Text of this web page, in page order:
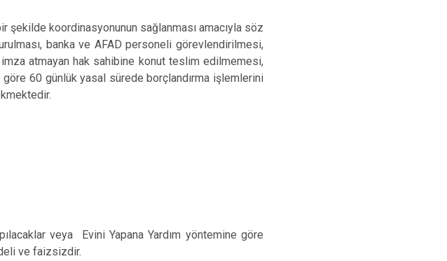
şekilde koordinasyonunun sağlanması amacıyla söz
banka ve AFAD personeli görevlendirilmesi,
atmayan hak sahibine konut teslim edilmemesi,
göre 60 günlük yasal sürede borçlandırma işlemlerini
veya Evini Yapana Yardım yöntemine göre
ve faizsizdir.